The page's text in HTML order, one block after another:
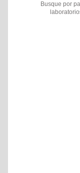
Busque por